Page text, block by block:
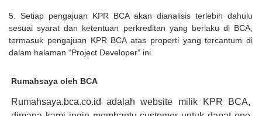
5. Setiap pengajuan KPR BCA akan dianalisis terlebih dahulu
sesuai syarat dan ketentuan perkreditan yang berlaku di BCA,
termasuk pengajuan KPR BCA atas properti yang tercantum di
dalam halaman “Project Developer” ini.
Rumahsaya oleh BCA
Rumahsaya.bca.co.id adalah website milik KPR BCA,